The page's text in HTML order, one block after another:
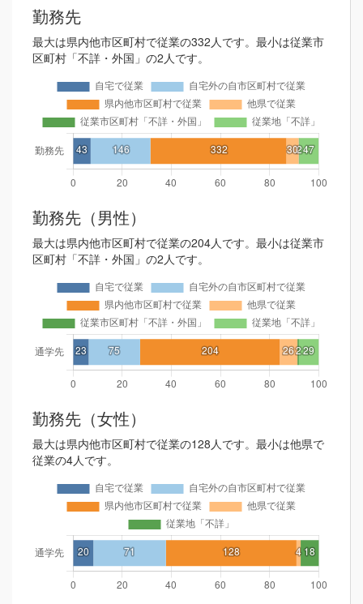
勤務先
最大は県内他市区町村で従業の332人です。最小は従業市
区町村「不詳・外国」の2人です。
勤務先（男性）
最大は県内他市区町村で従業の204人です。最小は従業市
区町村「不詳・外国」の2人です。
勤務先（女性）
最大は県内他市区町村で従業の128人です。最小は他県で
従業の4人です。